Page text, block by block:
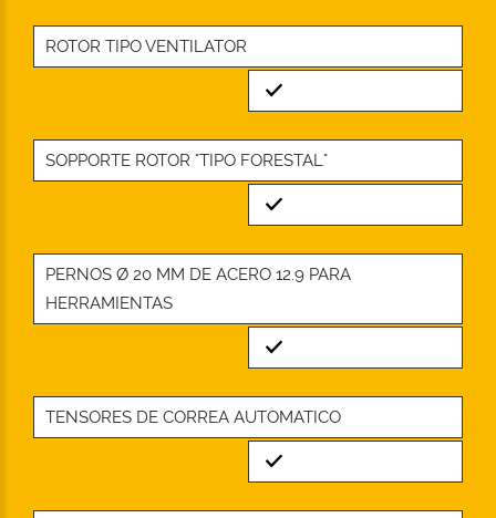
ROTOR TIPO VENTILATOR
Standard
SOPPORTE ROTOR "TIPO FORESTAL"
Standard
PERNOS Ø 20 MM DE ACERO 12.9 PARA
HERRAMIENTAS
Standard
TENSORES DE CORREA AUTOMATICO
Standard